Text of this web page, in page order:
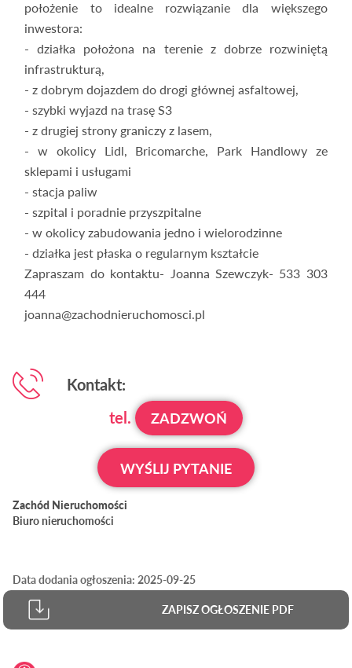
położenie to idealne rozwiązanie dla większego
inwestora:
- działka położona na terenie z dobrze rozwiniętą
infrastrukturą,
- z dobrym dojazdem do drogi głównej asfaltowej,
- szybki wyjazd na trasę S3
- z drugiej strony graniczy z lasem,
- w okolicy Lidl, Bricomarche, Park Handlowy ze
sklepami i usługami
- stacja paliw
- szpital i poradnie przyszpitalne
- w okolicy zabudowania jedno i wielorodzinne
- działka jest płaska o regularnym kształcie
Zapraszam do kontaktu- Joanna Szewczyk- 533 303
444
joanna@zachodnieruchomosci.pl
Kontakt:
tel.
ZADZWOŃ
WYŚLIJ PYTANIE
Zachód Nieruchomości
Biuro nieruchomości
Data dodania ogłoszenia: 2025-09-25
ZAPISZ OGŁOSZENIE PDF